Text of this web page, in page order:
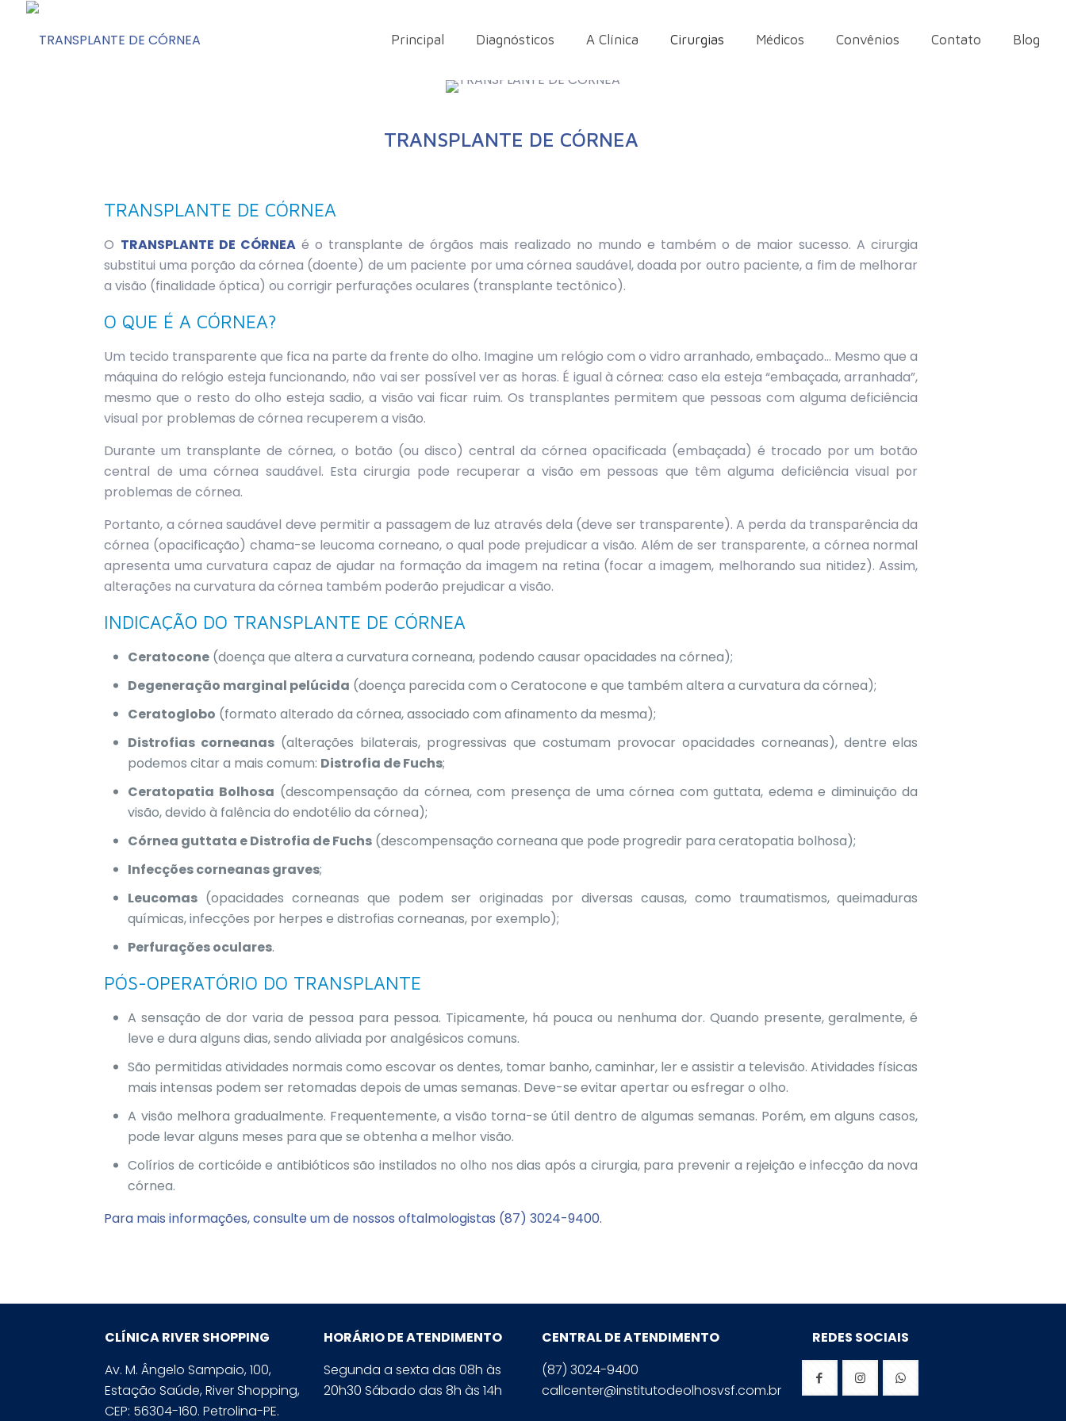
Principal Diagnósticos A Clínica Cirurgias Médicos Convênios Contato Blog
TRANSPLANTE DE CÓRNEA
TRANSPLANTE DE CÓRNEA
O TRANSPLANTE DE CÓRNEAé o transplante de órgãos mais realizado no mundo e também o de maior sucesso. A cirurgia
substitui uma porção da córnea (doente) de um paciente por uma córnea saudável, doada por outro paciente, a fim de melhorar
a visão (finalidade óptica) ou corrigir perfurações oculares (transplante tectônico).
O QUE É A CÓRNEA?
Um tecido transparente que fica na parte da frente do olho. Imagine um relógio com o vidro arranhado, embaçado… Mesmo que a
máquina do relógio esteja funcionando, não vai ser possível ver as horas. É igual à córnea: caso ela esteja “embaçada, arranhada”,
mesmo que o resto do olho esteja sadio, a visão vai ficar ruim. Os transplantes permitem que pessoas com alguma deficiência
visual por problemas de córnea recuperem a visão.
Durante um transplante de córnea, o botão (ou disco) central da córnea opacificada (embaçada) é trocado por um botão
central de uma córnea saudável. Esta cirurgia pode recuperar a visão em pessoas que têm alguma deficiência visual por
problemas de córnea.
Portanto, a córnea saudável deve permitir a passagem de luz através dela (deve ser transparente). A perda da transparência da
córnea (opacificação) chama-se leucoma corneano, o qual pode prejudicar a visão. Além de ser transparente, a córnea normal
apresenta uma curvatura capaz de ajudar na formação da imagem na retina (focar a imagem, melhorando sua nitidez). Assim,
alterações na curvatura da córnea também poderão prejudicar a visão.
INDICAÇÃO DO TRANSPLANTE DE CÓRNEA
Ceratocone (doença que altera a curvatura corneana, podendo causar opacidades na córnea);
Degeneração marginal pelúcida (doença parecida com o Ceratocone e que também altera a curvatura da córnea);
Ceratoglobo (formato alterado da córnea, associado com afinamento da mesma);
Distrofias corneanas (alterações bilaterais, progressivas que costumam provocar opacidades corneanas), dentre elas
podemos citar a mais comum: Distrofia de Fuchs;
Ceratopatia Bolhosa (descompensação da córnea, com presença de uma córnea com guttata, edema e diminuição da
visão, devido à falência do endotélio da córnea);
Córnea guttata e Distrofia de Fuchs (descompensação corneana que pode progredir para ceratopatia bolhosa);
Infecções corneanas graves;
Leucomas (opacidades corneanas que podem ser originadas por diversas causas, como traumatismos, queimaduras
químicas, infecções por herpes e distrofias corneanas, por exemplo);
Perfurações oculares.
PÓS-OPERATÓRIO DO TRANSPLANTE
A sensação de dor varia de pessoa para pessoa. Tipicamente, há pouca ou nenhuma dor. Quando presente, geralmente, é
leve e dura alguns dias, sendo aliviada por analgésicos comuns.
São permitidas atividades normais como escovar os dentes, tomar banho, caminhar, ler e assistir a televisão. Atividades físicas
mais intensas podem ser retomadas depois de umas semanas. Deve-se evitar apertar ou esfregar o olho.
A visão melhora gradualmente. Frequentemente, a visão torna-se útil dentro de algumas semanas. Porém, em alguns casos,
pode levar alguns meses para que se obtenha a melhor visão.
Colírios de corticóide e antibióticos são instilados no olho nos dias após a cirurgia, para prevenir a rejeição e infecção da nova
córnea.
Para mais informações, consulte um de nossos oftalmologistas (87) 3024-9400.
CLÍNICA RIVER SHOPPING
Av. M. Ângelo Sampaio, 100,
Estação Saúde, River Shopping,
CEP: 56304-160. Petrolina-PE.
HORÁRIO DE ATENDIMENTO
Segunda a sexta das 08h às
20h30 Sábado das 8h às 14h
CENTRAL DE ATENDIMENTO
(87) 3024-9400
callcenter@institutodeolhosvsf.com.br
REDES SOCIAIS